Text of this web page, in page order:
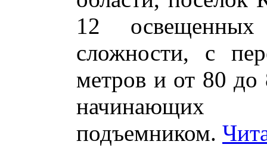
12 освещенных
сложности, с
метров и от 80
начинающих
подъемником.